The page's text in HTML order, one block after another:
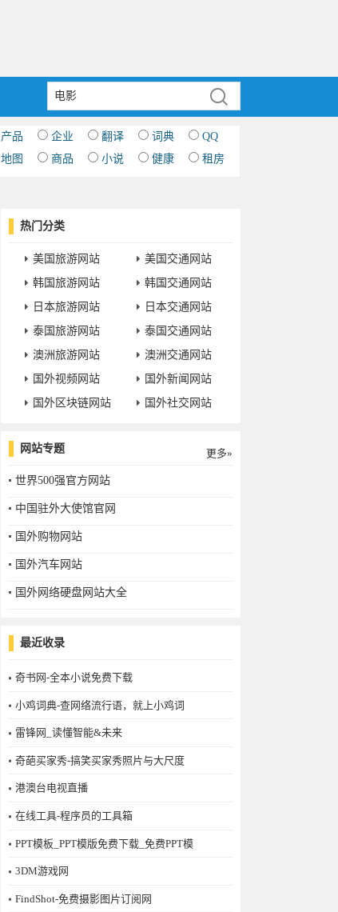
产品 企业 翻译 词典
QQ
地图 商品 小说 健康 租房
热门分类
美国旅游网站
美国交通网站
韩国旅游网站
韩国交通网站
日本旅游网站
日本交通网站
泰国旅游网站
泰国交通网站
澳洲旅游网站
澳洲交通网站
国外视频网站
国外新闻网站
国外区块链网站
国外社交网站
网站专题 更多»
世界500强官方网站
中国驻外大使馆官网
国外购物网站
国外汽车网站
国外网络硬盘网站大全
最近收录
奇书网-全本小说免费下载
小鸡词典-查网络流行语，就上小鸡词
雷锋网_读懂智能&未来
奇葩买家秀-搞笑买家秀照片与大尺度
港澳台电视直播
在线工具-程序员的工具箱
PPT模板_PPT模版免费下载_免费PPT模
3DM游戏网
FindShot-免费摄影图片订阅网